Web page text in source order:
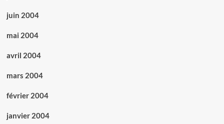
juin 2004
mai 2004
avril 2004
mars 2004
février 2004
janvier 2004